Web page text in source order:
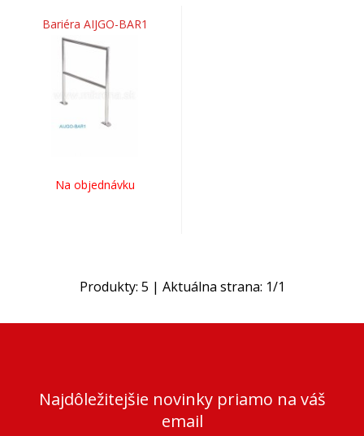
Bariéra AIJGO-BAR1
Na objednávku
Produkty: 5 | Aktuálna strana: 1/1
Najdôležitejšie novinky priamo na váš
email